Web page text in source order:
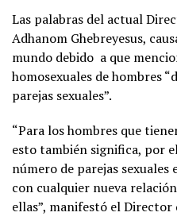
Las palabras del actual
Adhanom Ghebreyesus,
mundo debido a que
homosexuales de hombres
parejas sexuales”.
“Para los hombres que
esto también significa, por
número de parejas
con cualquier nueva
ellas”, manifestó el Director